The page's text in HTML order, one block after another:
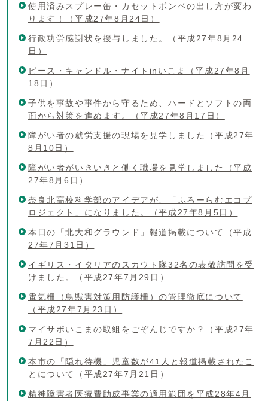
使用済みスプレー缶・カセットボンベの出し方が変わ
ります！（平成27年8月24日）
行政功労感謝状を授与しました。（平成27年8月24
日）
ピース・キャンドル・ナイトinいこま（平成27年8月
18日）
子供を事故や事件から守るため、ハードとソフトの両
面から対策を進めます。（平成27年8月17日）
障がい者の就労支援の現場を見学しました（平成27年
8月10日）
障がい者がいきいきと働く職場を見学しました（平成
27年8月6日）
奈良北高校科学部のアイデアが、「ふろーらむエコプ
ロジェクト」になりました。（平成27年8月5日）
本日の「北大和グラウンド」報道掲載について（平成
27年7月31日）
イギリス・イタリアのスカウト隊32名の表敬訪問を受
けました。（平成27年7月29日）
電気柵（鳥獣害対策用防護柵）の管理徹底について
（平成27年7月23日）
マイサポいこまの取組をごぞんじですか？（平成27年
7月22日）
本市の「隠れ待機」児童数が41人と報道掲載されたこ
とについて（平成27年7月21日）
精神障害者医療費助成事業の適用範囲を平成28年4月